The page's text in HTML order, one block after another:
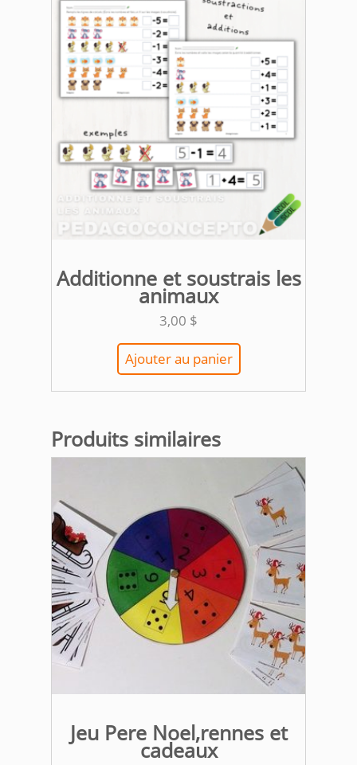
Additionne et soustrais les
animaux
3,00 $
Ajouter au panier
Produits similaires
Jeu Pere Noel,rennes et
cadeaux